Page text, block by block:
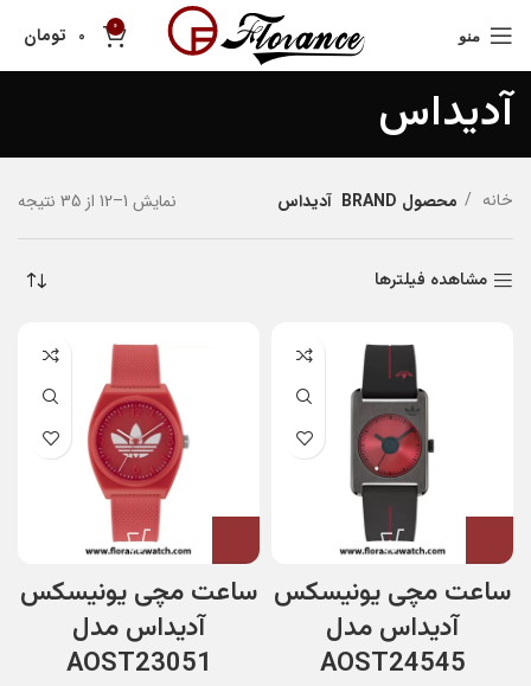
منو 0
0 تومان
آدیداس
خانه محصول BRAND آدیداس نمایش 1–12 از 35 نتیجه
مشاهده فیلترها
ساعت مچی یونیسکس
آدیداس مدل
AOST24545
ساعت مچی یونیسکس
آدیداس مدل
AOST23051